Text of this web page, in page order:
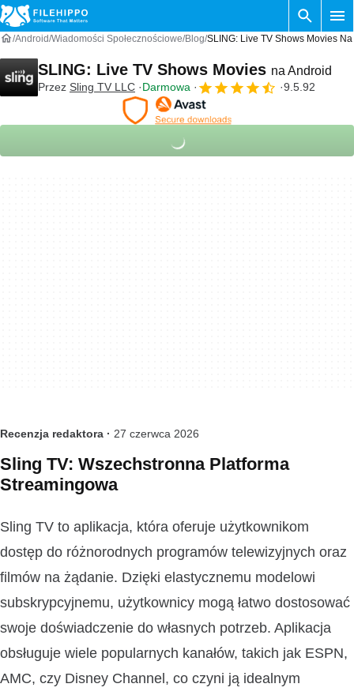
Android Wiadomości Społecznościowe Blog SLING: Live TV Shows Movies
SLING: Live TV Shows Movies na Android
Przez Sling TV LLC Darmowa 9.5.92
Recenzja redaktora · 27 czerwca 2026
Sling TV: Wszechstronna Platforma
Streamingowa
Sling TV to aplikacja, która oferuje użytkownikom
dostęp do różnorodnych programów telewizyjnych oraz
filmów na żądanie. Dzięki elastycznemu modelowi
subskrypcyjnemu, użytkownicy mogą łatwo dostosować
swoje doświadczenie do własnych potrzeb. Aplikacja
obsługuje wiele popularnych kanałów, takich jak ESPN,
AMC, czy Disney Channel, co czyni ją idealnym